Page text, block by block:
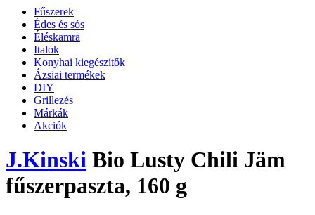
Fűszerek
Édes és sós
Éléskamra
Italok
Konyhai kiegészítők
Ázsiai termékek
DIY
Grillezés
Márkák
Akciók
J.Kinski Bio Lusty Chili Jäm
fűszerpaszta, 160 g